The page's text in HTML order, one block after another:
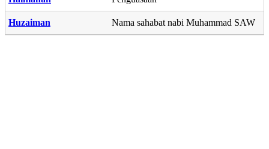
Huzaiman Nama sahabat nabi Muhammad SAW